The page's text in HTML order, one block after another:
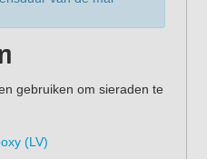
gebruiken om sieraden te
(LV)